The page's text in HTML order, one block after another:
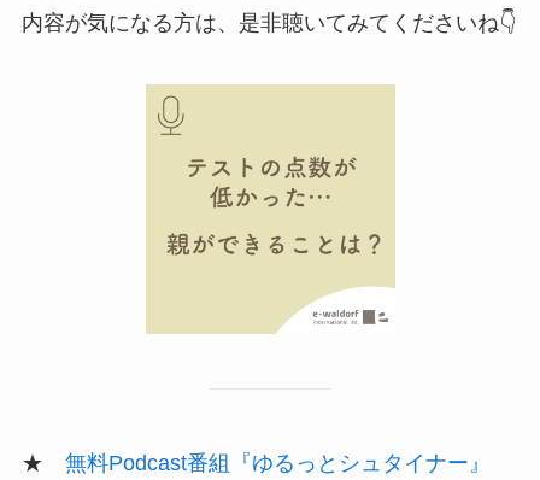
内容が気になる方は、是非聴いてみてくださいね👇
★ 無料Podcast番組『ゆるっとシュタイナー』